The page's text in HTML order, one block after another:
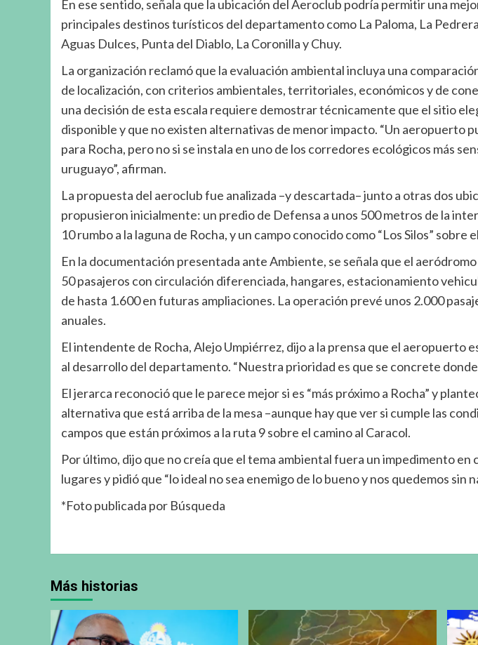
En ese sentido, señala que la ubicación del Aeroclub podría permitir una
principales destinos turísticos del departamento como La Paloma, La
Aguas Dulces, Punta del Diablo, La Coronilla y Chuy.
La organización reclamó que la evaluación ambiental incluya una
de localización, con criterios ambientales, territoriales, económicos y de
una decisión de esta escala requiere demostrar técnicamente que el sitio
disponible y que no existen alternativas de menor impacto. “Un aeropuerto
para Rocha, pero no si se instala en uno de los corredores ecológicos más
uruguayo”, afirman.
La propuesta del aeroclub fue analizada –y descartada– junto a otras dos
propusieron inicialmente: un predio de Defensa a unos 500 metros de la
10 rumbo a la laguna de Rocha, y un campo conocido como “Los Silos” sobre
En la documentación presentada ante Ambiente, se señala que el
50 pasajeros con circulación diferenciada, hangares, estacionamiento
de hasta 1.600 en futuras ampliaciones. La operación prevé unos 2.000
anuales.
El intendente de Rocha, Alejo Umpiérrez, dijo a la prensa que el aeropuerto
al desarrollo del departamento. “Nuestra prioridad es que se concrete donde
El jerarca reconoció que le parece mejor si es “más próximo a Rocha” y
alternativa que está arriba de la mesa –aunque hay que ver si cumple las
campos que están próximos a la ruta 9 sobre el camino al Caracol.
Por último, dijo que no creía que el tema ambiental fuera un impedimento en
lugares y pidió que “lo ideal no sea enemigo de lo bueno y nos quedemos sin
*Foto publicada por Búsqueda
Más historias